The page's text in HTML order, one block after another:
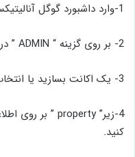
1-وارد داشبورد گوگل آنالیتیکس تان شوید
2- بر روی گزینه “ ADMIN ” در سمت چپ پایین منو کلیک کنید.
3- یک اکانت بسازید یا انتخاب کنید.
کنید.